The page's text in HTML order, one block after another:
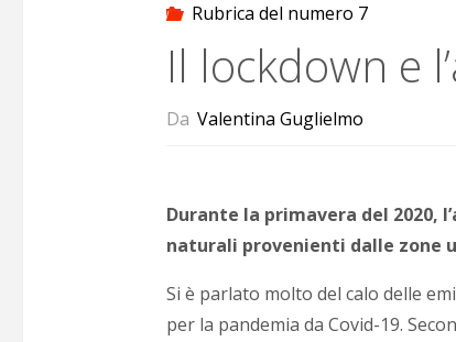
Rubrica del numero 7
Il lockdown e
Da Valentina Guglielmo
Durante la primavera del
naturali provenienti dalle zone
Si è parlato molto del calo delle
per la pandemia da Covid-19.